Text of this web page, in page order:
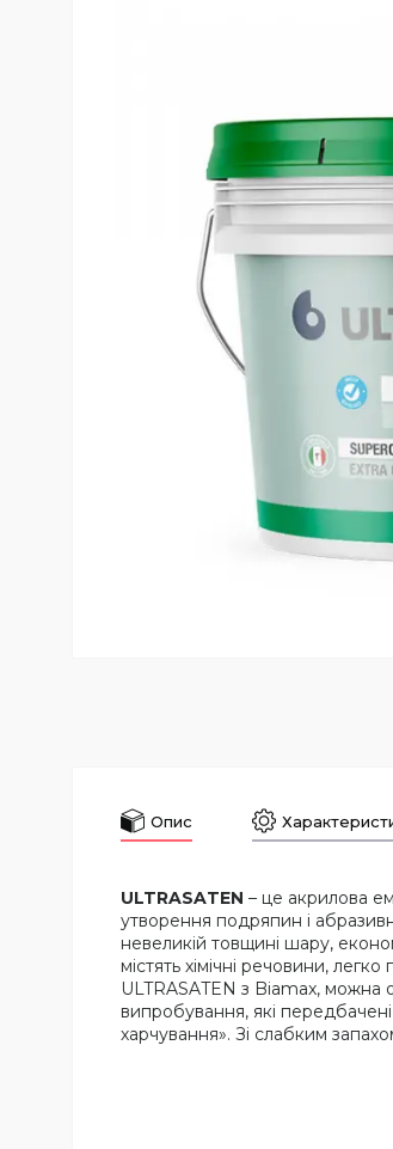
Опис
ULTRASATEN – це акрилова
утворення подряпин і
невеликій товщині шару,
містять хімічні речовини,
ULTRASATEN з Biamax, можна
випробування, які
харчування». Зі слабким